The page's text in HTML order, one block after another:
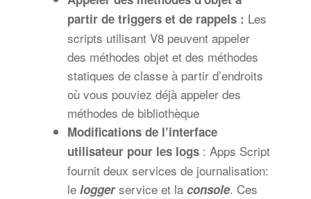
partir de triggers et de rappels : Les
scripts utilisant V8 peuvent appeler
des méthodes objet et des méthodes
statiques de classe à partir d’endroits
où vous pouviez déjà appeler des
méthodes de bibliothèque
Modifications de l’interface
utilisateur pour les logs: Apps Script
fournit deux services de journalisation:
le loggerservice et la console. Ces